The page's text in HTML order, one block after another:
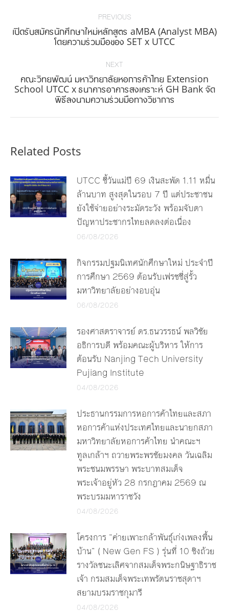
PREVIOUS
Previous
post:
เปิดรับสมัครนักศึกษาใหม่หลักสูตร aMBA (Analyst MBA)
โดยความร่วมมือของ SET x UTCC
NEXT
Next
post:
คณะวิทยพัฒน์ มหาวิทยาลัยหอการค้าไทย Extension
School UTCC x ธนาคารอาคารสงเคราะห์ GH Bank จัด
พิธีลงนามความร่วมมือทางวิชาการ
Related Posts
UTCC ชี้วันแม่ปี 69 เงินสะพัด 1.11 หมื่น
ล้านบาท สูงสุดในรอบ 7 ปี แต่ประชาชน
ยังใช้จ่ายอย่างระมัดระวัง พร้อมจับตา
ปัญหาประชากรไทยลดลงต่อเนื่อง
06/08/2026
กิจกรรมปฐมนิเทศนักศึกษาใหม่ ประจำปี
การศึกษา 2569 ต้อนรับเฟรชชี่สู่รั้ว
มหาวิทยาลัยอย่างอบอุ่น
06/08/2026
รองศาสตราจารย์ ดร.ธนวรรธน์ พลวิชัย
อธิการบดี พร้อมคณะผู้บริหาร ให้การ
ต้อนรับ Nanjing Tech University
Pujiang Institute
04/08/2026
ประธานกรรมการหอการค้าไทยและสภา
หอการค้าแห่งประเทศไทยและนายกสภา
มหาวิทยาลัยหอการค้าไทย นำคณะฯ
ทูลเกล้าฯ ถวายพระพรชัยมงคล วันเฉลิม
พระชนมพรรษา พระบาทสมเด็จ
พระเจ้าอยู่หัว 28 กรกฎาคม 2569 ณ
พระบรมมหาราชวัง
04/08/2026
โครงการ “ค่ายเพาะกล้าพันธุ์เก่งเพลงพื้น
บ้าน” ( New Gen FS ) รุ่นที่ 10 ชิงถ้วย
รางวัลชนะเลิศจากสมเด็จพระกนิษฐาธิราช
เจ้า กรมสมเด็จพระเทพรัตนราชสุดาฯ
สยามบรมราชกุมารี
04/08/2026